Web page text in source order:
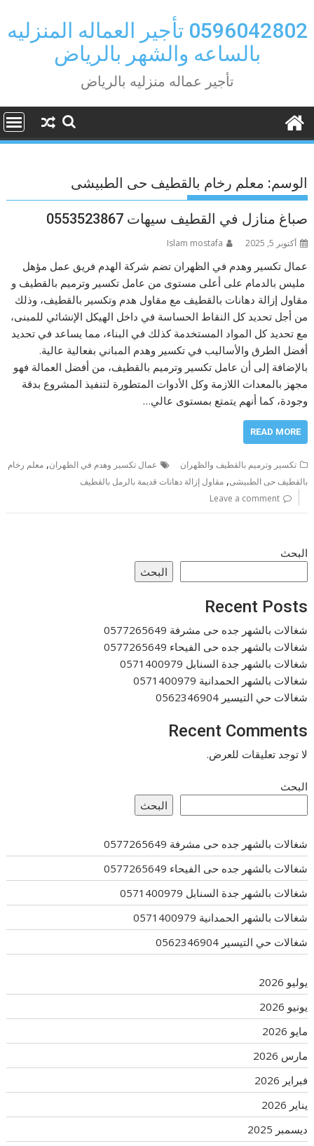
to
content
0596042802 تأجير العماله المنزليه
بالساعه والشهر بالرياض
تأجير عماله منزليه بالرياض
الوسم: معلم رخام بالقطيف حى الطبيشى
صباغ منازل في القطيف سيهات 0553523867
أكتوبر 5, 2025 Islam mostafa
عمال تكسير وهدم في الظهران تضم شركة الهدم فريق عمل مؤهل
مليس بالدمام على أعلى مستوى من عامل تكسير وترميم بالقطيف و
مقاول إزالة دهانات بالقطيف مع مقاول هدم وتكسير بالقطيف، وذلك
من أجل تحديد كل النقاط الحساسة في داخل الهيكل الإنشائي للمبنى،
مع تحديد كل المواد المستخدمة كذلك في البناء، مما يساعد في تحديد
أفضل الطرق والأساليب في تكسير وهدم المباني بفعالية عالية.
بالإضافة إلى أن عامل تكسير وترميم بالقطيف، من أفضل العمالة فهو
مجهز بالمعدات اللازمة وكل الأدوات المتطورة لتنفيذ المشروع بدقة
وجودة، كما أنهم يتمتع بمستوى عالي…
READ MORE
تكسير وترميم بالقطيف والظهران عمال تكسير وهدم في الظهران,معلم رخام
بالقطيف حى الطبيشى,مقاول إزالة دهانات قديمة بالرمل بالقطيف
Leave a comment
البحث
البحث
Recent Posts
شغالات بالشهر جده حى مشرفة 0577265649
شغالات بالشهر جده حى الفيحاء 0577265649
شغالات بالشهر جدة السنابل 0571400979
شغالات بالشهر الحمدانية 0571400979
شغالات حي التيسير 0562346904
Recent Comments
لا توجد تعليقات للعرض.
البحث
البحث
شغالات بالشهر جده حى مشرفة 0577265649
شغالات بالشهر جده حى الفيحاء 0577265649
شغالات بالشهر جدة السنابل 0571400979
شغالات بالشهر الحمدانية 0571400979
شغالات حي التيسير 0562346904
يوليو 2026
يونيو 2026
مايو 2026
مارس 2026
فبراير 2026
يناير 2026
ديسمبر 2025